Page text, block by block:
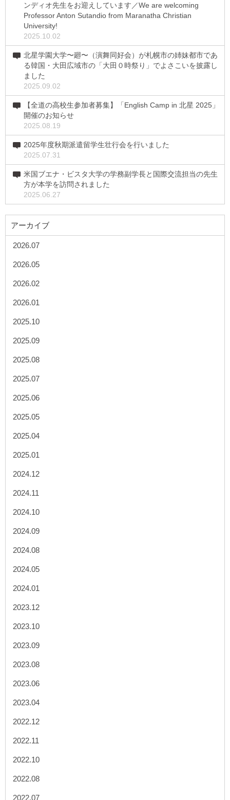
ンディオ先生をお迎えしています／We are welcoming
Professor Anton Sutandio from Maranatha Christian
University!
2025.10.02
北星学園大学〜廻〜（演舞同好会）が札幌市の姉妹都市であ
る韓国・大田広域市の「大田０時祭り」でよさこいを披露し
ました
2025.09.02
【全道の高校生参加者募集】「English Camp in 北星 2025」
開催のお知らせ
2025.08.19
2025年度秋期派遣留学生壮行会を行いました
2025.07.31
米国ブエナ・ビスタ大学の学務副学長と国際交流担当の先生
方が本学を訪問されました
2025.06.27
アーカイブ
2026.07
2026.05
2026.02
2026.01
2025.10
2025.09
2025.08
2025.07
2025.06
2025.05
2025.04
2025.01
2024.12
2024.11
2024.10
2024.09
2024.08
2024.05
2024.01
2023.12
2023.10
2023.09
2023.08
2023.06
2023.04
2022.12
2022.11
2022.10
2022.08
2022.07